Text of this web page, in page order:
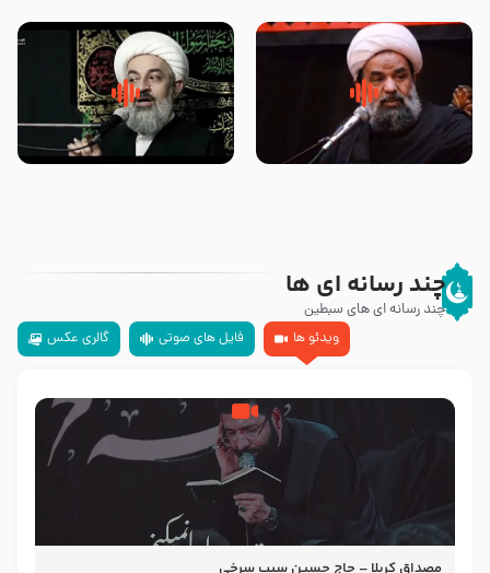
محدث زاده
سلام جوانی که امام حسین علیه
السلام خودش جوابش را دادند
زیارتی که اسباب رزق زیاد و عمر
طولانی است حجت السلام حسین
چند رسانه ای ها
چند رسانه ای های سبطین
ویدئو ها
فایل های صوتی گالری عکس
مصداق کربلا – حاج حسین سیب سرخی